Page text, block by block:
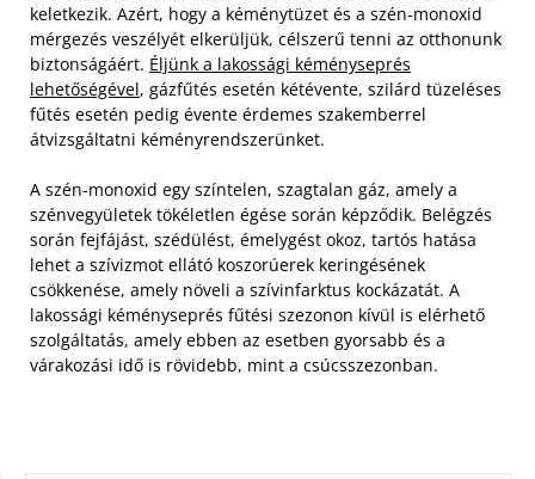
keletkezik. Azért, hogy a kéménytüzet és a szén-monoxid
mérgezés veszélyét elkerüljük, célszerű tenni az otthonunk
biztonságáért. Éljünk a lakossági kéményseprés
lehetőségével, gázfűtés esetén kétévente, szilárd tüzeléses
fűtés esetén pedig évente érdemes szakemberrel
átvizsgáltatni kéményrendszerünket.
A szén-monoxid egy színtelen, szagtalan gáz, amely a
szénvegyületek tökéletlen égése során képződik. Belégzés
során fejfájást, szédülést, émelygést okoz, tartós hatása
lehet a szívizmot ellátó koszorúerek keringésének
csökkenése, amely növeli a szívinfarktus kockázatát. A
lakossági kéményseprés fűtési szezonon kívül is elérhető
szolgáltatás, amely ebben az esetben gyorsabb és a
várakozási idő is rövidebb, mint a csúcsszezonban.